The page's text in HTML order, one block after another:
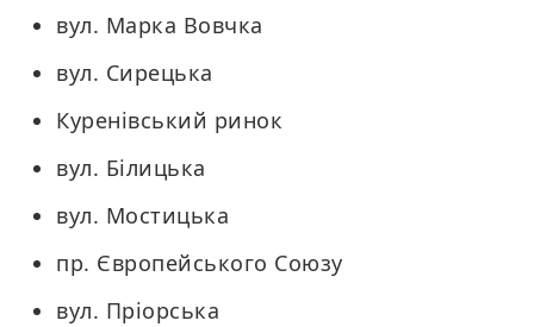
вул. Марка Вовчка
вул. Сирецька
Куренівський ринок
вул. Білицька
вул. Мостицька
пр. Європейського Союзу
вул. Пріорська